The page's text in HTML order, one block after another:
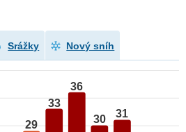
Srážky Nový sníh
29
33
36
30 31